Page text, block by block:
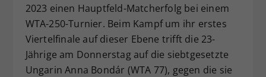
2023 einen Hauptfeld-Matcherfolg bei einem
WTA-250-Turnier. Beim Kampf um ihr erstes
Viertelfinale auf dieser Ebene trifft die 23-
Jährige am Donnerstag auf die siebtgesetzte
Ungarin Anna Bondár (WTA 77), gegen die sie